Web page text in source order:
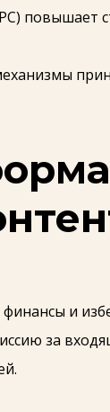
повышает
и
за